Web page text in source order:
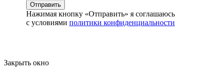
Отправить
Нажимая кнопку «Отправить» я соглашаюсь
с условиями политики конфиденциальности
Закрыть окно